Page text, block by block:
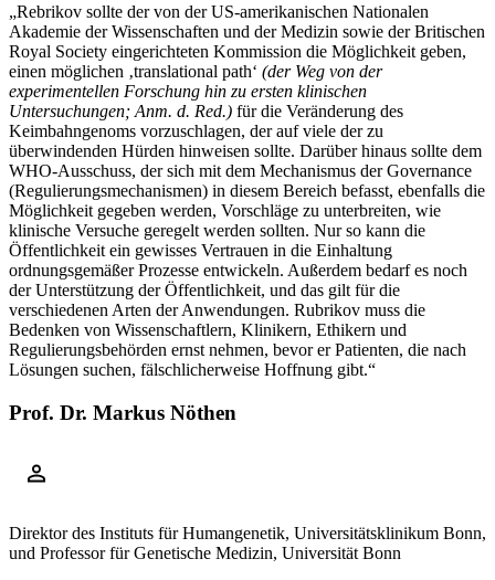
„Rebrikov sollte der von der US-amerikanischen Nationalen
Akademie der Wissenschaften und der Medizin sowie der Britischen
Royal Society eingerichteten Kommission die Möglichkeit geben,
einen möglichen ‚translational path‘ (der Weg von der
experimentellen Forschung hin zu ersten klinischen
Untersuchungen; Anm. d. Red.) für die Veränderung des
Keimbahngenoms vorzuschlagen, der auf viele der zu
überwindenden Hürden hinweisen sollte. Darüber hinaus sollte dem
WHO-Ausschuss, der sich mit dem Mechanismus der Governance
(Regulierungsmechanismen) in diesem Bereich befasst, ebenfalls die
Möglichkeit gegeben werden, Vorschläge zu unterbreiten, wie
klinische Versuche geregelt werden sollten. Nur so kann die
Öffentlichkeit ein gewisses Vertrauen in die Einhaltung
ordnungsgemäßer Prozesse entwickeln. Außerdem bedarf es noch
der Unterstützung der Öffentlichkeit, und das gilt für die
verschiedenen Arten der Anwendungen. Rubrikov muss die
Bedenken von Wissenschaftlern, Klinikern, Ethikern und
Regulierungsbehörden ernst nehmen, bevor er Patienten, die nach
Lösungen suchen, fälschlicherweise Hoffnung gibt.“
Prof. Dr. Markus Nöthen
Direktor des Instituts für Humangenetik, Universitätsklinikum Bonn,
und Professor für Genetische Medizin, Universität Bonn